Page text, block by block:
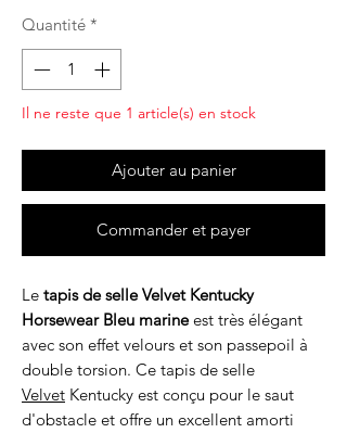
Quantité *
Il ne reste que 1 article(s) en stock
Ajouter au panier
Commander et payer
Le tapis de selle Velvet Kentucky
Horsewear Bleu marineest très élégant
avec son effet velours et son passepoil à
double torsion. Ce tapis de selle
Velvet Kentucky est conçu pour le saut
d'obstacle et offre un excellent amorti